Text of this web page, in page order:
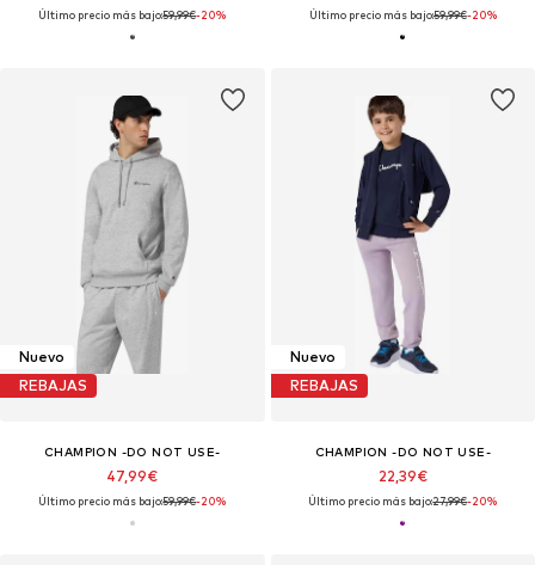
Último precio más bajo:59,99€-20% Último precio más bajo:59,99€-20%
Nuevo
REBAJAS
CHAMPION -DO NOT USE-
47,99€
Último precio más bajo:59,99€-20%
Nuevo
REBAJAS
CHAMPION -DO NOT USE-
22,39€
Último precio más bajo:27,99€-20%